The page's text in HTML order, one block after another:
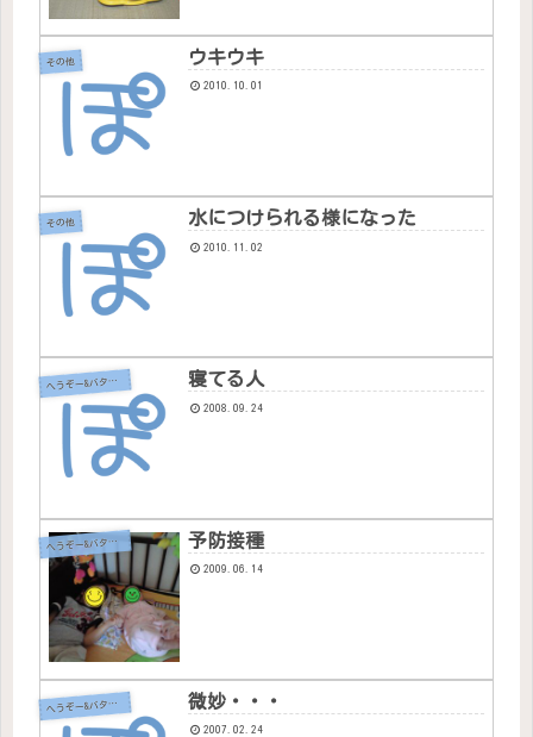
その他 ウキウキ
2010.10.01
その他 水につけられる様になった
2010.11.02
へ
うぞー&バタちゃん 寝てる人
2008.09.24
へ
うぞー&バタちゃん 予防接種
2009.06.14
へ
うぞー&バタちゃん 微妙・・・
2007.02.24